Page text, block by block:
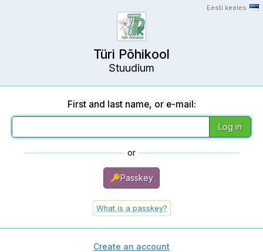
Eesti keeles
Türi Põhikool
Stuudium
First and last name, or e-mail:
or
Passkey
What is a passkey?
Create an account